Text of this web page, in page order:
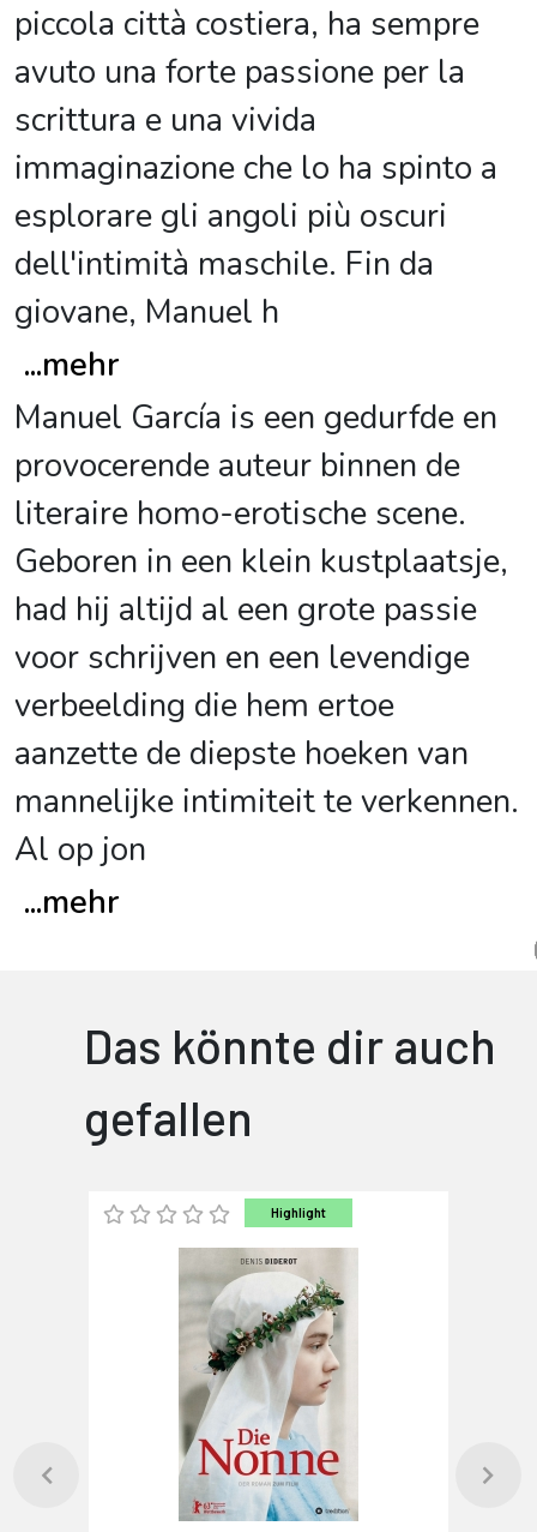
piccola città costiera, ha sempre
avuto una forte passione per la
scrittura e una vivida
immaginazione che lo ha spinto a
esplorare gli angoli più oscuri
dell'intimità maschile. Fin da
giovane, Manuel h
...mehr
Manuel García is een gedurfde en
provocerende auteur binnen de
literaire homo-erotische scene.
Geboren in een klein kustplaatsje,
had hij altijd al een grote passie
voor schrijven en een levendige
verbeelding die hem ertoe
aanzette de diepste hoeken van
mannelijke intimiteit te verkennen.
Al op jon
...mehr
Das könnte dir auch
gefallen
Highlight